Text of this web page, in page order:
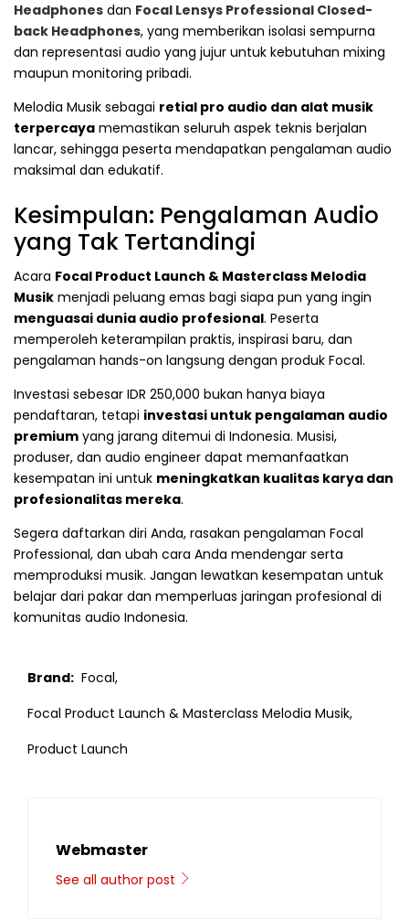
Headphones dan Focal Lensys Professional Closed-
back Headphones, yang memberikan isolasi sempurna
dan representasi audio yang jujur untuk kebutuhan mixing
maupun monitoring pribadi.
Melodia Musik sebagai retial pro audio dan alat musik
terpercaya memastikan seluruh aspek teknis berjalan
lancar, sehingga peserta mendapatkan pengalaman audio
maksimal dan edukatif.
Kesimpulan: Pengalaman Audio
yang Tak Tertandingi
Acara Focal Product Launch & Masterclass Melodia
Musik menjadi peluang emas bagi siapa pun yang ingin
menguasai dunia audio profesional. Peserta
memperoleh keterampilan praktis, inspirasi baru, dan
pengalaman hands-on langsung dengan produk Focal.
Investasi sebesar IDR 250,000 bukan hanya biaya
pendaftaran, tetapi investasi untuk pengalaman audio
premium yang jarang ditemui di Indonesia. Musisi,
produser, dan audio engineer dapat memanfaatkan
kesempatan ini untuk meningkatkan kualitas karya dan
profesionalitas mereka.
Segera daftarkan diri Anda, rasakan pengalaman Focal
Professional, dan ubah cara Anda mendengar serta
memproduksi musik. Jangan lewatkan kesempatan untuk
belajar dari pakar dan memperluas jaringan profesional di
komunitas audio Indonesia.
Brand: Focal,
Focal Product Launch & Masterclass Melodia Musik,
Product Launch
Webmaster
See all author post